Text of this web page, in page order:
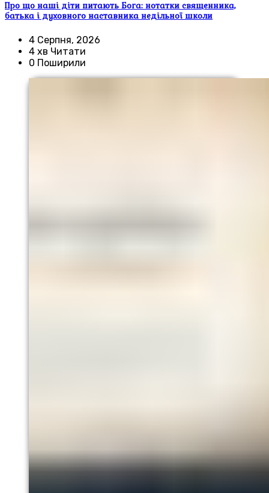
Про що наші діти питають Бога: нотатки священника,
батька і духовного наставника недільної школи
4 Серпня, 2026
4 хв Читати
0 Поширили